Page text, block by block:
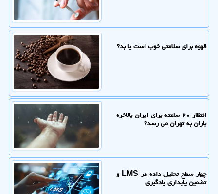
قهوه برای سلامتی خوب است یا بد؟
انتظار ۲۰ ساعته برای ایران بالاخره
باران به تهران می رسد؟
چهار سطح تحلیل داده در LMS و
تضمین پایداری یادگیری